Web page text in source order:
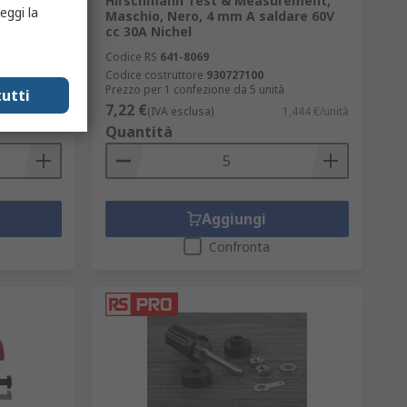
cc 16A
€/unità
Maschio, Nero, 4 mm A saldare 60V
cc 30A Nichel
Codice RS 641-8069
Codice costruttore 930727100
Prezzo per 1 confezione da 5 unità
7,22 €(IVA esclusa) 1,444 €/unità
Quantità
Aggiungi
Confronta
la